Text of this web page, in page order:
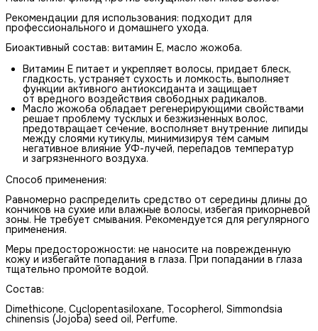
Рекомендации для использования: подходит для
профессионального и домашнего ухода.
Биоактивный состав: витамин Е, масло жожоба.
Витамин Е питает и укрепляет волосы, придает блеск,
гладкость, устраняет сухость и ломкость, выполняет
функции активного антиоксиданта и защищает
от вредного воздействия свободных радикалов.
Масло жожоба обладает регенерирующими свойствами
решает проблему тусклых и безжизненных волос,
предотвращает сечение, восполняет внутренние липиды
между слоями кутикулы, минимизируя тем самым
негативное влияние УФ-лучей, перепадов температур
и загрязненного воздуха.
Способ применения:
Равномерно распределить средство от середины длины до
кончиков на сухие или влажные волосы, избегая прикорневой
зоны. Не требует смывания. Рекомендуется для регулярного
применения.
Меры предосторожности: не наносите на поврежденную
кожу и избегайте попадания в глаза. При попадании в глаза
тщательно промойте водой.
Состав:
Dimethicone, Cyclopentasiloxane, Тосоpherol, Simmondsia
chinensis (Jojoba) seed oil, Perfume.